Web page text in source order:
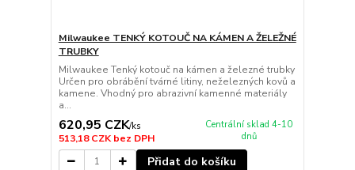
Milwaukee TENKÝ KOTOUČ NA KÁMEN A ŽELEŽNÉ
TRUBKY
Milwaukee Tenký kotouč na kámen a železné trubky
Určen pro obrábění tvárné litiny, neželezných kovů a
kamene. Vhodný pro abrazivní kamenné materiály
a...
620,95 CZK/ks
513,18 CZKbez DPH
Centrální sklad 4-10
dnů
Přidat do košíku